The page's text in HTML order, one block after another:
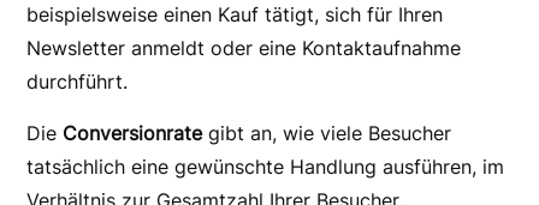
beispielsweise einen Kauf tätigt, sich für Ihren
Newsletter anmeldt oder eine Kontaktaufnahme
durchführt.
Die Conversionrategibt an, wie viele Besucher
tatsächlich eine gewünschte Handlung ausführen, im
Verhältnis zur Gesamtzahl Ihrer Besucher.